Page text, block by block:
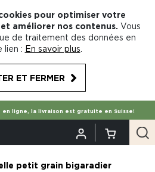
pour optimiser votre
améliorer nos contenus. Vous
de traitement des données en
lien : En savoir plus
ET FERMER
ligne, la livraison est gratuite en Suisse!
petit grain bigaradier